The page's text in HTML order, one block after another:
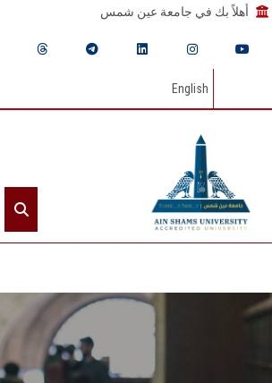
أهلاً بك في جامعة عين شمس
English
الرئيسيـة
عن الجامعة